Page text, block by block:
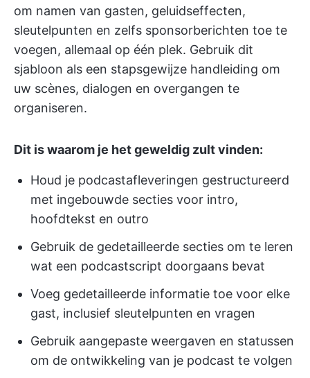
om namen van gasten, geluidseffecten,
sleutelpunten en zelfs sponsorberichten toe te
voegen, allemaal op één plek. Gebruik dit
sjabloon als een stapsgewijze handleiding om
uw scènes, dialogen en overgangen te
organiseren.
Dit is waarom je het geweldig zult vinden:
Houd je podcastafleveringen gestructureerd
met ingebouwde secties voor intro,
hoofdtekst en outro
Gebruik de gedetailleerde secties om te leren
wat een podcastscript doorgaans bevat
Voeg gedetailleerde informatie toe voor elke
gast, inclusief sleutelpunten en vragen
Gebruik aangepaste weergaven en statussen
om de ontwikkeling van je podcast te volgen